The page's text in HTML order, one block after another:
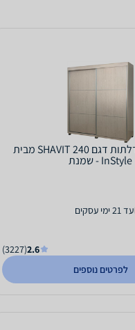
ארון הזזה 2 דלתות דגם SHAVIT 240 מבית
InStyle - שמנת
עד 21 ימי עסקים
2.6
(3227)
לפרטים נוספים